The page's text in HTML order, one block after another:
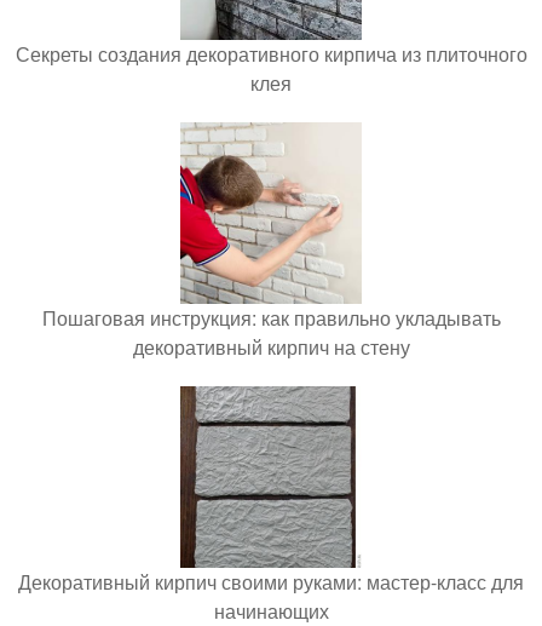
Секреты создания декоративного кирпича из плиточного
клея
Пошаговая инструкция: как правильно укладывать
декоративный кирпич на стену
Декоративный кирпич своими руками: мастер-класс для
начинающих